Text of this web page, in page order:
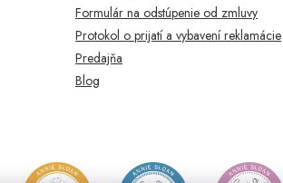
Formulár na odstúpenie od zmluvy
Protokol o prijatí a vybavení reklamácie
Predajňa
Blog